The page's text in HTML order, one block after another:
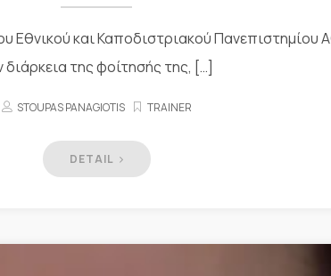
Εθνικού και Καποδιστριακού
διάρκεια της φοίτησής της, […]
STOUPAS PANAGIOTIS TRAINER
DETAIL